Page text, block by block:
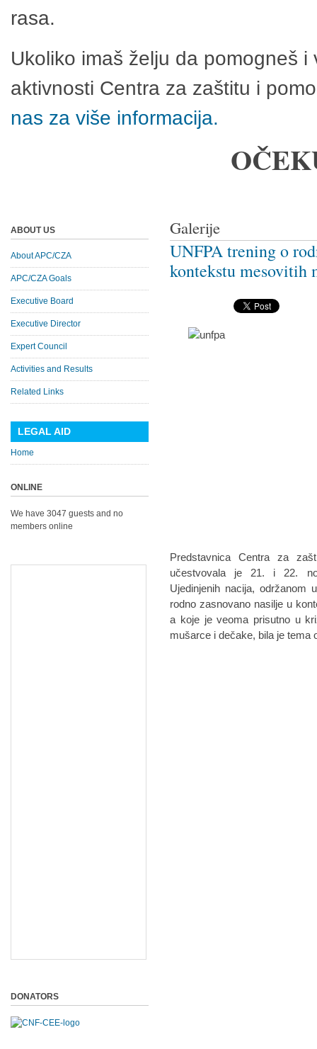
rasa.
Ukoliko imaš želju da pomogneš
aktivnosti Centra za zaštitu i
nas za više informacija.
Galerije
UNFPA trening o
kontekstu mesovitih
Predstavnica Centra za
učestvovala je 21. i 22.
Ujedinjenih nacija, održanom
rodno zasnovano nasilje u
a koje je veoma prisutno u
mušarce i dečake, bila je tema
ABOUT US
About APC/CZA
APC/CZA Goals
Executive Board
Executive Director
Expert Council
Activities and Results
Related Links
LEGAL AID
Home
ONLINE
We have 3047 guests and no
members online
DONATORS